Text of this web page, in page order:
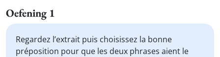
Oefening 1
Regardez l’extrait puis choisissez la bonne
préposition pour que les deux phrases aient le